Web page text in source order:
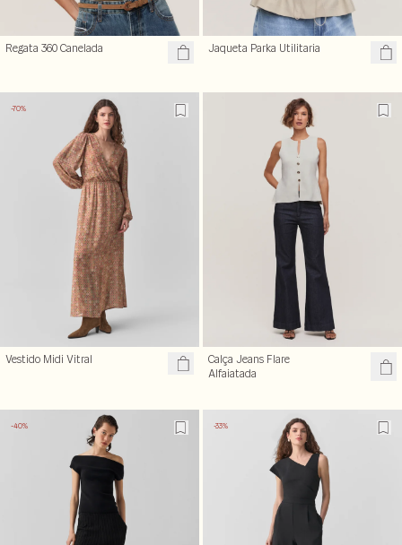
Regata 360 Canelada Jaqueta Parka Utilitaria
-70%
Vestido Midi Vitral
Calça Jeans Flare
Alfaiatada
-40% -33%